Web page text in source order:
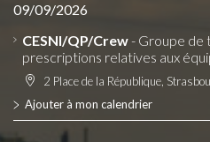
09/09/2026
CESNI/QP/Crew- Groupe de
prescriptions relatives aux
2 Place de la République,
Ajouter à mon calendrier